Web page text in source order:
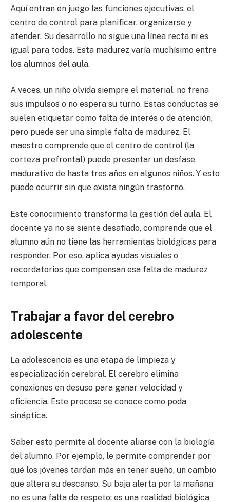
Aquí entran en juego las funciones ejecutivas, el
centro de control para planificar, organizarse y
atender. Su desarrollo no sigue una línea recta ni es
igual para todos. Esta madurez varía muchísimo entre
los alumnos del aula.
A veces, un niño olvida siempre el material, no frena
sus impulsos o no espera su turno. Estas conductas se
suelen etiquetar como falta de interés o de atención,
pero puede ser una simple falta de madurez. El
maestro comprende que el centro de control (la
corteza prefrontal) puede presentar un desfase
madurativo de hasta tres años en algunos niños. Y esto
puede ocurrir sin que exista ningún trastorno.
Este conocimiento transforma la gestión del aula. El
docente ya no se siente desafiado, comprende que el
alumno aún no tiene las herramientas biológicas para
responder. Por eso, aplica ayudas visuales o
recordatorios que compensan esa falta de madurez
temporal.
Trabajar a favor del cerebro
adolescente
La adolescencia es una etapa de limpieza y
especialización cerebral. El cerebro elimina
conexiones en desuso para ganar velocidad y
eficiencia. Este proceso se conoce como poda
sináptica.
Saber esto permite al docente aliarse con la biología
del alumno. Por ejemplo, le permite comprender por
qué los jóvenes tardan más en tener sueño, un cambio
que altera su descanso. Su baja alerta por la mañana
no es una falta de respeto: es una realidad biológica